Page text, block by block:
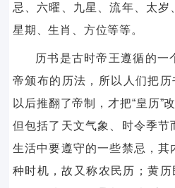
忌、六曜、九星、流年、太岁
星期、生肖、方位等等。
历书是古时帝王遵循的一
帝颁布的历法，所以人们把历
以后推翻了帝制，才把“皇历”
但包括了天文气象、时令季节
生活中要遵守的一些禁忌，其
种时机，故又称农民历；黄历